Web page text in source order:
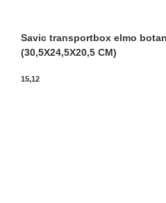
Savic transportbox elmo
(30,5X24,5X20,5 CM)
15,12